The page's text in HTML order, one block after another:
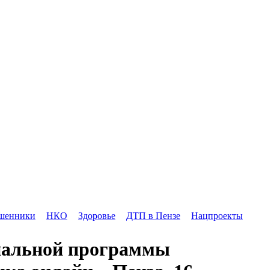
НКО Здоровье ДТП в Пензе Нацпроекты
программы